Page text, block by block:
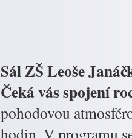
Sál ZŠ Leoše
Čeká vás spojení
pohodovou
hodin. V programu